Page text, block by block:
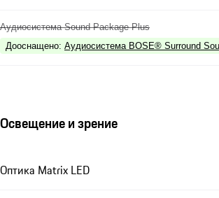
Аудиосистема Sound Package Plus
Дооснащено: Аудиосистема BOSE® Surround
Освещение и зрение
Оптика Matrix LED